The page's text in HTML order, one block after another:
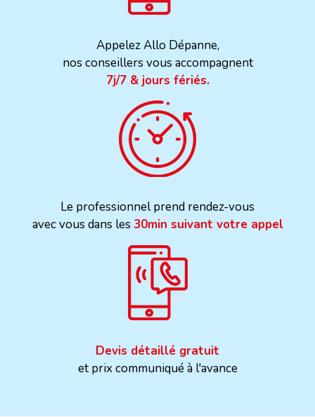
Appelez Allo Dépanne,
nos conseillers vous accompagnent
7j/7 & jours fériés.
Le professionnel prend rendez-vous
avec vous dans les 30min suivant votre appel
Devis détaillé gratuit
et prix communiqué à l'avance